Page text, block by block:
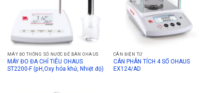
MÁY ĐO THÔNG SỐ NƯỚC ĐỂ BÀN OHAUS
MÁY ĐO ĐA CHỈ TIÊU OHAUS
ST2200-F (pH,Oxy hóa khử, Nhiệt độ)
CÂN ĐIỆN TỬ
CÂN PHÂN TÍCH 4 SỐ OHAUS
EX124/AD